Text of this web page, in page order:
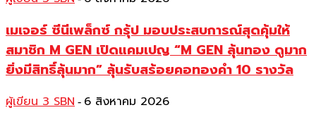
เมเจอร์ ซีนีเพล็กซ์ กรุ้ป มอบประสบการณ์สุดคุ้มให้
สมาชิก M GEN เปิดแคมเปญ “M GEN ลุ้นทอง ดูมาก
ยิ่งมีสิทธิ์ลุ้นมาก” ลุ้นรับสร้อยคอทองคำ 10 รางวัล
ผู้เขียน 3 SBN - 6 สิงหาคม 2026